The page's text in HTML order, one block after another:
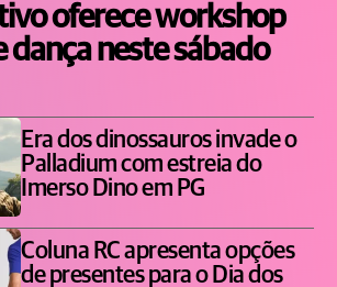
oferece workshop
dança neste sábado
Era dos dinossauros invade o
Palladium com estreia do
Imerso Dino em PG
Coluna RC apresenta opções
de presentes para o Dia dos